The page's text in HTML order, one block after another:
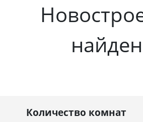
Количество комнат